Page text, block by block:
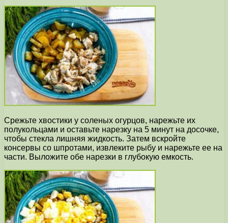
Срежьте хвостики у соленых огурцов, нарежьте их
полукольцами и оставьте нарезку на 5 минут на досочке,
чтобы стекла лишняя жидкость. Затем вскройте
консервы со шпротами, извлеките рыбу и нарежьте ее на
части. Выложите обе нарезки в глубокую емкость.